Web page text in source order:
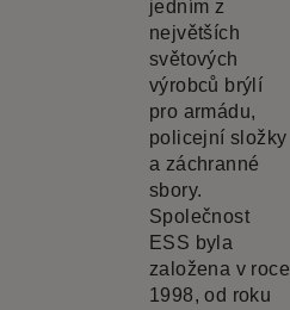
jedním z
největších
světových
výrobců brýlí
pro armádu,
policejní složky
a záchranné
sbory.
Společnost
ESS byla
založena v roce
1998, od roku